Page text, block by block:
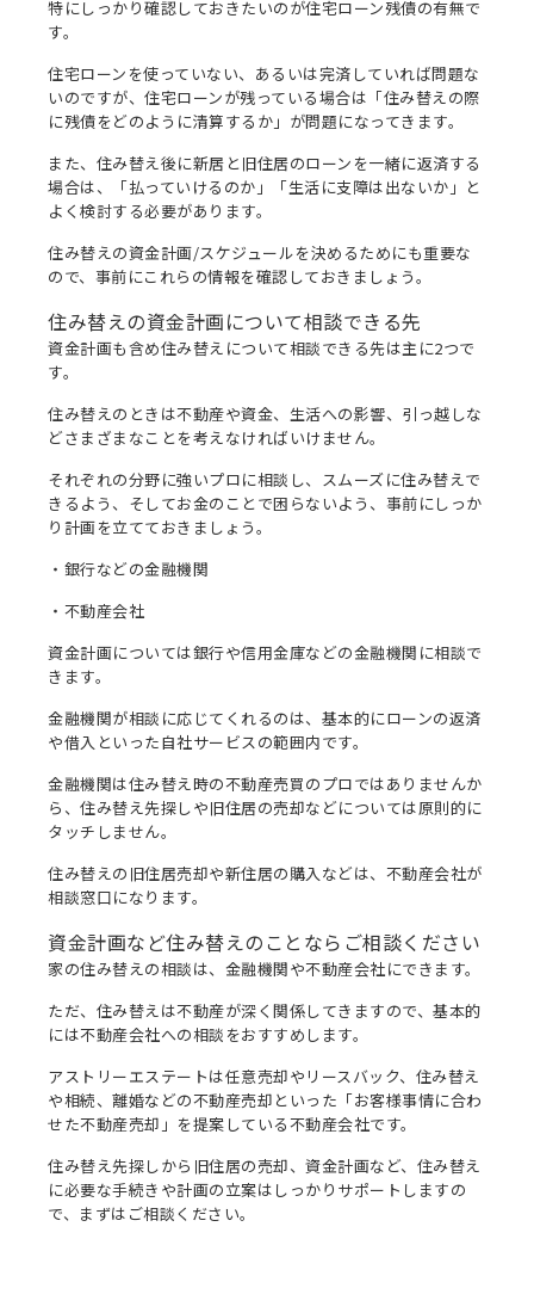
特にしっかり確認しておきたいのが住宅ローン残債の有無で
す。
住宅ローンを使っていない、あるいは完済していれば問題な
いのですが、住宅ローンが残っている場合は「住み替えの際
に残債をどのように清算するか」が問題になってきます。
また、住み替え後に新居と旧住居のローンを一緒に返済する
場合は、「払っていけるのか」「生活に支障は出ないか」と
よく検討する必要があります。
住み替えの資金計画/スケジュールを決めるためにも重要な
ので、事前にこれらの情報を確認しておきましょう。
住み替えの資金計画について相談できる先
資金計画も含め住み替えについて相談できる先は主に2つで
す。
住み替えのときは不動産や資金、生活への影響、引っ越しな
どさまざまなことを考えなければいけません。
それぞれの分野に強いプロに相談し、スムーズに住み替えで
きるよう、そしてお金のことで困らないよう、事前にしっか
り計画を立てておきましょう。
・銀行などの金融機関
・不動産会社
資金計画については銀行や信用金庫などの金融機関に相談で
きます。
金融機関が相談に応じてくれるのは、基本的にローンの返済
や借入といった自社サービスの範囲内です。
金融機関は住み替え時の不動産売買のプロではありませんか
ら、住み替え先探しや旧住居の売却などについては原則的に
タッチしません。
住み替えの旧住居売却や新住居の購入などは、不動産会社が
相談窓口になります。
資金計画など住み替えのことならご相談ください
家の住み替えの相談は、金融機関や不動産会社にできます。
ただ、住み替えは不動産が深く関係してきますので、基本的
には不動産会社への相談をおすすめします。
アストリーエステートは任意売却やリースバック、住み替え
や相続、離婚などの不動産売却といった「お客様事情に合わ
せた不動産売却」を提案している不動産会社です。
住み替え先探しから旧住居の売却、資金計画など、住み替え
に必要な手続きや計画の立案はしっかりサポートしますの
で、まずはご相談ください。